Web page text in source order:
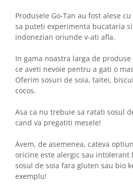
Produsele Go-Tan au fost alese
sa puteti experimenta bucataria
indonezian oriunde v-ati afla.
In gama noastra larga de
ce aveti nevoie pentru a gati o
Oferim sosuri de soia, taitei,
cocos.
Asa ca nu trebuie sa ratati sosul
cand va pregatiti mesele!
Avem, de asemenea, cateva
oricine este alergic sau intolerant
sosul de soia fara gluten sau bio
exemplu!